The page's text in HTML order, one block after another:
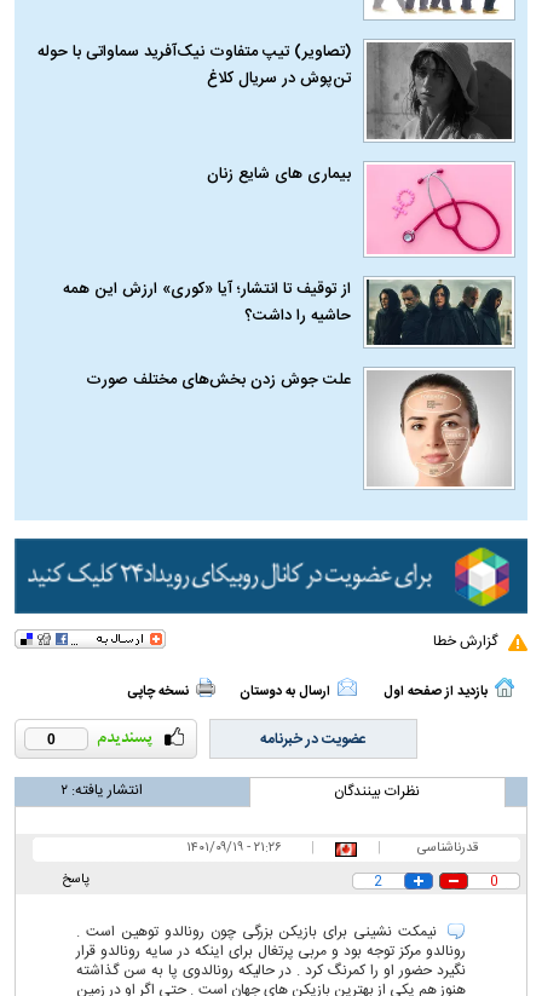
(تصاویر) تیپ متفاوت نیک‌آفرید سماواتی با حوله
تن‌پوش در سریال کلاغ
بیماری‌ های شایع زنان
از توقیف تا انتشار؛ آیا «کوری» ارزش این همه
حاشیه را داشت؟
علت جوش زدن بخش‌های مختلف صورت
گزارش خطا
بازدید از صفحه اول ارسال به دوستان نسخه چاپی
0 عضویت در خبرنامه
نظرات بینندگان انتشار یافته:۲
قدرناشناسی |
|
۲۱:۲۶ - ۱۴۰۱/۰۹/۱۹
پاسخ
0
2
نیمکت نشینی برای بازیکن بزرگی چون رونالدو توهین است .
رونالدو مرکز توجه بود و مربی پرتغال برای اینکه در سایه رونالدو قرار
نگیرد حضور او را کمرنگ کرد . در حالیکه رونالدوی پا به سن گذاشته
هنوز هم یکی از بهترین بازیکن های جهان است . حتی اگر او در زمین